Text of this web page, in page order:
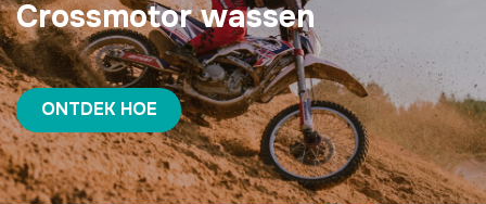
Crossmotor wassen
ONTDEK HOE